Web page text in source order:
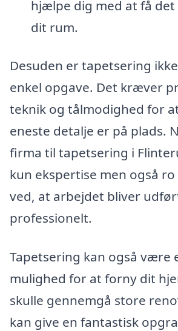
hjælpe dig med at få
dit rum.
Desuden er tapetsering
enkel opgave. Det kræver
teknik og tålmodighed for
eneste detalje er på plads.
firma til tapetsering i
kun ekspertise men også
ved, at arbejdet bliver
professionelt.
Tapetsering kan også være
mulighed for at forny dit
skulle gennemgå store
kan give en fantastisk